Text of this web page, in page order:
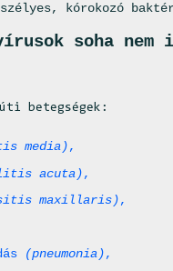
kórokozó
soha nem
betegségek:
media),
acuta),
maxillaris),
(pneumonia),